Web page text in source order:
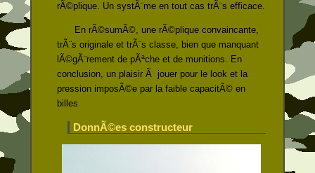
rÃ©plique. Un systÃ¨me en tout cas trÃ¨s efficace.
En rÃ©sumÃ©, une rÃ©plique convaincante,
trÃ¨s originale et trÃ¨s classe, bien que manquant
lÃ©gÃ¨rement de pÃªche et de munitions. En
conclusion, un plaisir Ã jouer pour le look et la
pression imposÃ©e par la faible capacitÃ© en
billes
DonnÃ©es constructeur